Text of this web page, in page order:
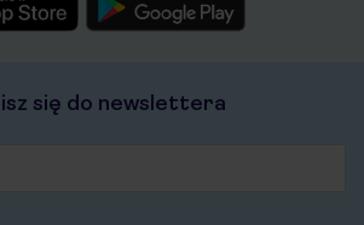
się do newslettera